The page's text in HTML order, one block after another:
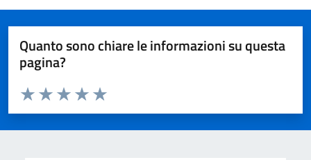
Quanto sono chiare le informazioni su questa
pagina?
Domanda
Valuta da 1 a 5 stelle la pagina
Valuta 5 stelle su 5
Valuta 4 stelle su 5
Valuta 3 stelle su 5
Valuta 2 stelle su 5
Valuta 1 stelle su 5